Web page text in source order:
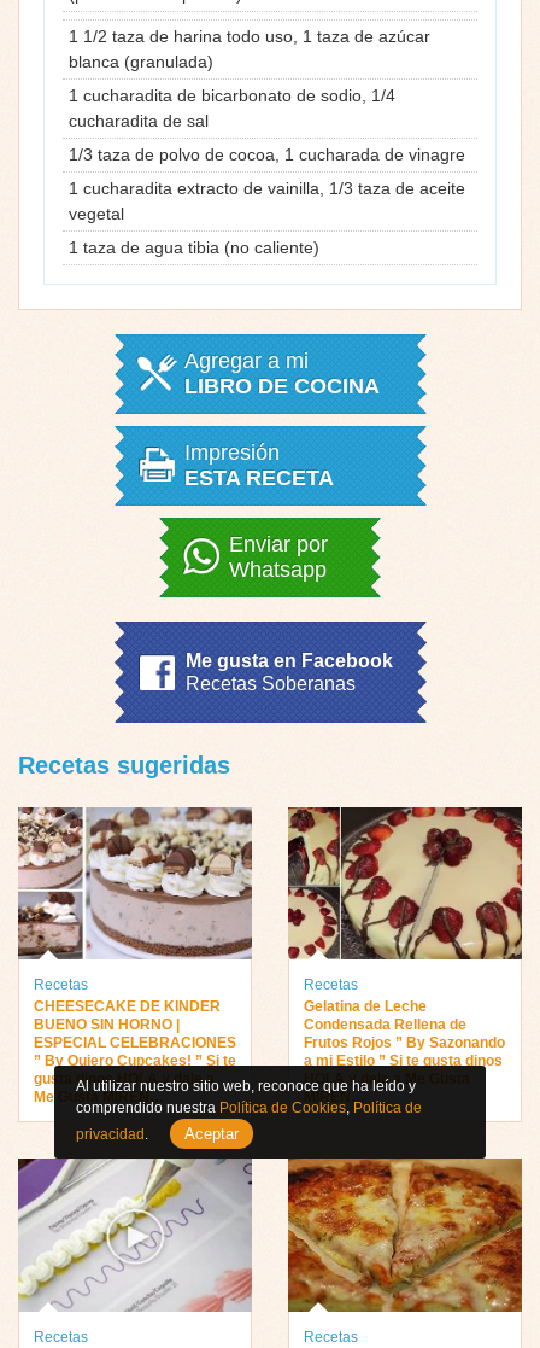
1 1/2 taza de harina todo uso, 1 taza de azúcar
blanca (granulada)
1 cucharadita de bicarbonato de sodio, 1/4
cucharadita de sal
1/3 taza de polvo de cocoa, 1 cucharada de vinagre
1 cucharadita extracto de vainilla, 1/3 taza de aceite
vegetal
1 taza de agua tibia (no caliente)
Agregar a mi
LIBRO DE COCINA
Impresión
ESTA RECETA
Enviar por
Whatsapp
Me gusta en Facebook
Recetas Soberanas
Recetas sugeridas
Recetas
CHEESECAKE DE KINDER
BUENO SIN HORNO |
ESPECIAL CELEBRACIONES
” By Quiero Cupcakes! ” Si te
gusta dinos HOLA y dale a
Me Gusta MIREN…
Recetas
Gelatina de Leche
Condensada Rellena de
Frutos Rojos ” By Sazonando
a mi Estilo ” Si te gusta dinos
HOLA y dale a Me Gusta
MIREN…
Recetas
Recetas
Al utilizar nuestro sitio web, reconoce que ha leído y
comprendido nuestra Política de Cookies, Política de
privacidad. Aceptar